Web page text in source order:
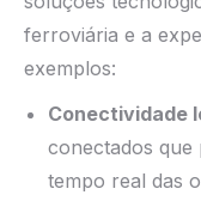
ferroviária e a
exemplos:
Conectividade
conectados que
tempo real das